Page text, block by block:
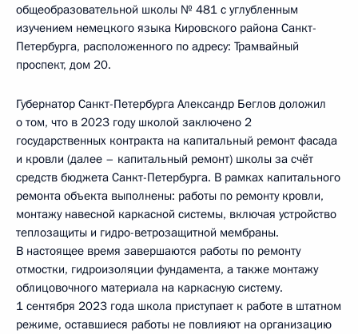
общеобразовательной школы № 481 с углубленным
изучением немецкого языка Кировского района Санкт-
Петербурга, расположенного по адресу: Трамвайный
проспект, дом 20.
Губернатор Санкт-Петербурга Александр Беглов доложил
о том, что в 2023 году школой заключено 2
государственных контракта на капитальный ремонт фасада
и кровли (далее – капитальный ремонт) школы за счёт
средств бюджета Санкт-Петербурга. В рамках капитального
ремонта объекта выполнены: работы по ремонту кровли,
монтажу навесной каркасной системы, включая устройство
теплозащиты и гидро-ветрозащитной мембраны.
В настоящее время завершаются работы по ремонту
отмостки, гидроизоляции фундамента, а также монтажу
облицовочного материала на каркасную систему.
1 сентября 2023 года школа приступает к работе в штатном
режиме, оставшиеся работы не повлияют на организацию